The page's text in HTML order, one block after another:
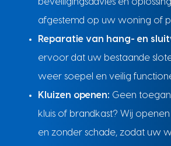
beveiligingsadvies en
afgestemd op uw woning of
Reparatie van hang- en
ervoor dat uw bestaande
weer soepel en veilig
Kluizen openen: Geen
kluis of brandkast? Wij
en zonder schade, zodat uw